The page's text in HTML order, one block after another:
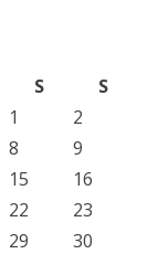
S
S
1
2
8
9
15
16
22
23
29
30